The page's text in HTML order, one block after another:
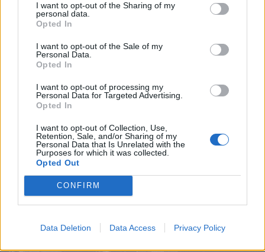
I want to opt-out of the Sharing of my
personal data.
Opted In
I want to opt-out of the Sale of my
Personal Data.
Opted In
I want to opt-out of processing my
Personal Data for Targeted Advertising.
Opted In
I want to opt-out of Collection, Use,
Retention, Sale, and/or Sharing of my
Personal Data that Is Unrelated with the
Purposes for which it was collected.
Opted Out
CONFIRM
Data Deletion Data Access Privacy Policy
23 Gennaio 2025 alle ore 09:56
·Ti stimo
H2O67
31 Dicembre 2024- 4.786 visualizzazioni
Sciata a Bormio